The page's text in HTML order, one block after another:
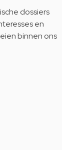
dossiers
en
binnen ons